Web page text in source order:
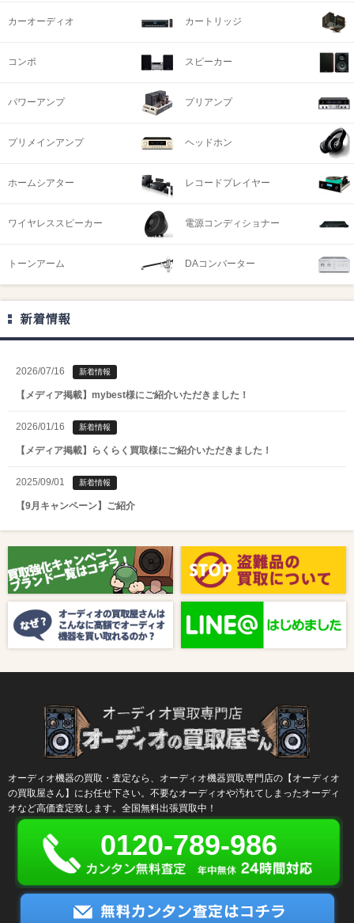
カーオーディオ カートリッジ
コンポ スピーカー
パワーアンプ プリアンプ
プリメインアンプ ヘッドホン
ホームシアター レコードプレイヤー
ワイヤレススピーカー 電源コンディショナー
トーンアーム DAコンバーター
新着情報
2026/07/16 新着情報
【メディア掲載】mybest様にご紹介いただきました！
2026/01/16 新着情報
【メディア掲載】らくらく買取様にご紹介いただきました！
2025/09/01 新着情報
【9月キャンペーン】ご紹介
【8月キャンペーン】ご紹介
2024/10/04 新着情報
【ラジオ番組放送のお知らせ】
オーディオ機器の買取・査定なら、オーディオ機器買取専門店の【オーディオ
の買取屋さん】にお任せ下さい。不要なオーディオや汚れてしまったオーディ
オなど高価査定致します。全国無料出張買取中！
0120-789-986